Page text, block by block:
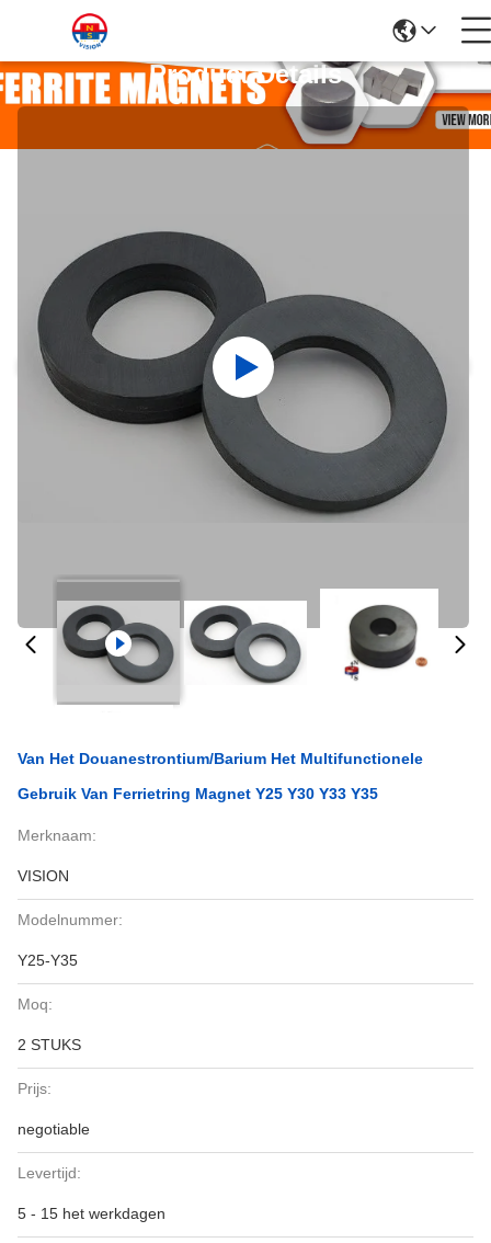
Product Details
Van Het Douanestrontium/Barium Het Multifunctionele
Gebruik Van Ferrietring Magnet Y25 Y30 Y33 Y35
Merknaam:
VISION
Modelnummer:
Y25-Y35
Moq:
2 STUKS
Prijs:
negotiable
Levertijd:
5 - 15 het werkdagen